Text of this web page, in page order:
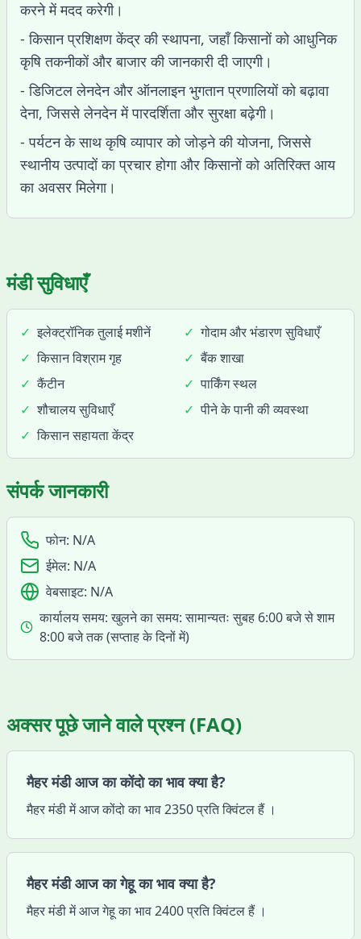
करने में मदद करेगी।
- किसान प्रशिक्षण केंद्र की स्थापना, जहाँ किसानों को आधुनिक
कृषि तकनीकों और बाजार की जानकारी दी जाएगी।
- डिजिटल लेनदेन और ऑनलाइन भुगतान प्रणालियों को बढ़ावा
देना, जिससे लेनदेन में पारदर्शिता और सुरक्षा बढ़ेगी।
- पर्यटन के साथ कृषि व्यापार को जोड़ने की योजना, जिससे
स्थानीय उत्पादों का प्रचार होगा और किसानों को अतिरिक्त आय
का अवसर मिलेगा।
मंडी सुविधाएँ
✓ इलेक्ट्रॉनिक तुलाई मशीनें ✓ गोदाम और भंडारण सुविधाएँ
✓ किसान विश्राम गृह ✓ बैंक शाखा
✓ कैंटीन ✓ पार्किंग स्थल
✓ शौचालय सुविधाएँ ✓ पीने के पानी की व्यवस्था
✓ किसान सहायता केंद्र
संपर्क जानकारी
फोन: N/A
ईमेल: N/A
वेबसाइट: N/A
कार्यालय समय:खुलने का समय: सामान्यतः सुबह 6:00 बजे से शाम
8:00 बजे तक (सप्ताह के दिनों में)
अक्सर पूछे जाने वाले प्रश्न (FAQ)
मैहर मंडी आज का कोंदो का भाव क्या है?
मैहर मंडी में आज कोंदो का भाव 2350 प्रति क्विंटल हैं ।
मैहर मंडी आज का गेहू का भाव क्या है?
मैहर मंडी में आज गेहू का भाव 2400 प्रति क्विंटल हैं ।